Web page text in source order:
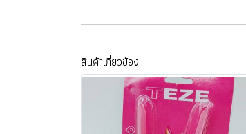
สินค้าเกี่ยวข้อง